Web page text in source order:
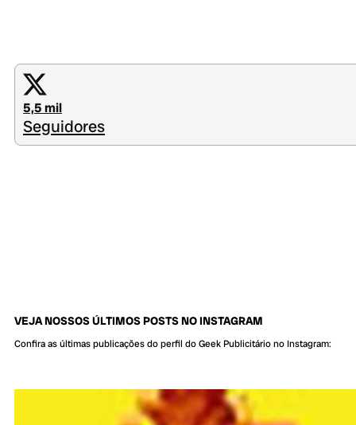
5,5 mil
Seguidores
VEJA NOSSOS ÚLTIMOS POSTS NO INSTAGRAM
Confira as últimas publicações do perfil do Geek Publicitário no Instagram: